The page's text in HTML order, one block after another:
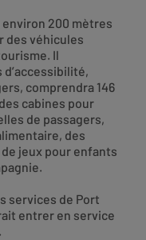
200 mètres
des véhicules
Il
comprendra 146
cabines pour
de passagers,
des
jeux pour enfants
services de Port
entrer en service